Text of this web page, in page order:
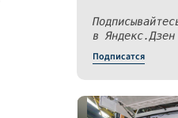
в Яндекс.Дзен
Подписатся